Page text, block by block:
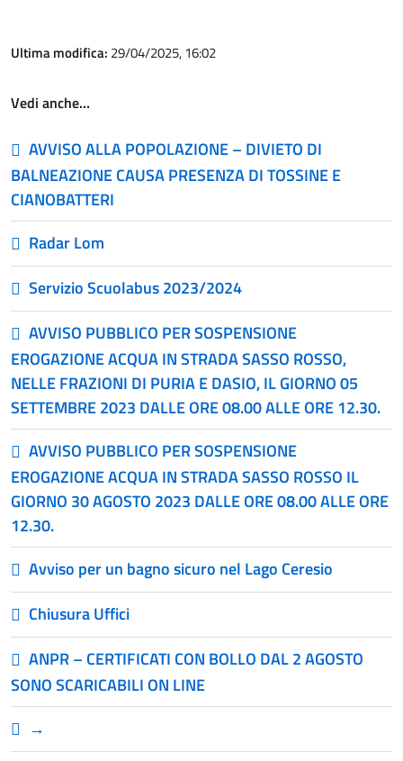
Ultima modifica: 29/04/2025, 16:02
Vedi anche…
AVVISO ALLA POPOLAZIONE – DIVIETO DI
BALNEAZIONE CAUSA PRESENZA DI TOSSINE E
CIANOBATTERI
Radar Lom
Servizio Scuolabus 2023/2024
AVVISO PUBBLICO PER SOSPENSIONE
EROGAZIONE ACQUA IN STRADA SASSO ROSSO,
NELLE FRAZIONI DI PURIA E DASIO, IL GIORNO 05
SETTEMBRE 2023 DALLE ORE 08.00 ALLE ORE 12.30.
AVVISO PUBBLICO PER SOSPENSIONE
EROGAZIONE ACQUA IN STRADA SASSO ROSSO IL
GIORNO 30 AGOSTO 2023 DALLE ORE 08.00 ALLE ORE
12.30.
Avviso per un bagno sicuro nel Lago Ceresio
Chiusura Uffici
ANPR – CERTIFICATI CON BOLLO DAL 2 AGOSTO
SONO SCARICABILI ON LINE
→